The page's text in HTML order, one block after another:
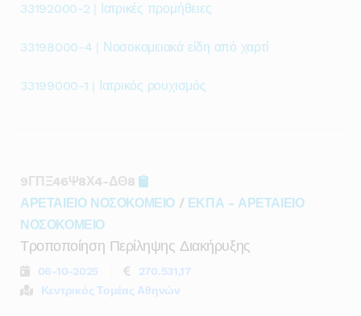
33192000-2 | Ιατρικές προμήθειες
33198000-4 | Νοσοκομειακά είδη από χαρτί
33199000-1 | Ιατρικός ρουχισμός
9ΓΠΞ46Ψ8Χ4-ΔΘ8
ΑΡΕΤΑΙΕΙΟ ΝΟΣΟΚΟΜΕΙΟ / ΕΚΠΑ - ΑΡΕΤΑΙΕΙΟ
ΝΟΣΟΚΟΜΕΙΟ
Τροποποίηση Περίληψης Διακήρυξης
06-10-2025
270.531,17
Κεντρικός Τομέας Αθηνών